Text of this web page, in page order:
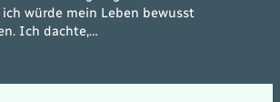
würde mein Leben bewusst
Ich dachte,…